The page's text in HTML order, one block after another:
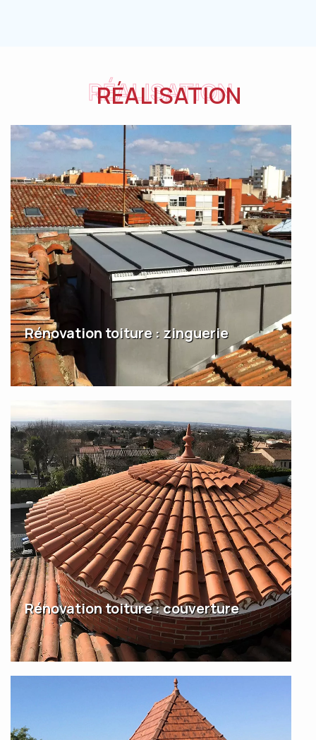
RÉALISATION
RÉALISATION
Rénovation toiture : zinguerie
Rénovation toiture : couverture